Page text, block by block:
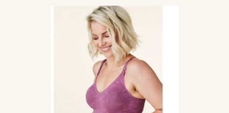
Ce
produit
a
plusieurs
variations.
Les
options
peuvent
être
choisies